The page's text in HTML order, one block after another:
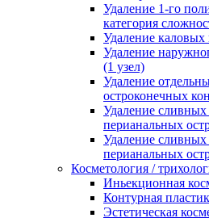
Удаление 1-го
категория
Удаление каловых
Удаление
(1 узел)
Удаление
остроконечных
Удаление
перианальных
Удаление
перианальных
Косметология /
Иньекционная
Контурная
Эстетическая